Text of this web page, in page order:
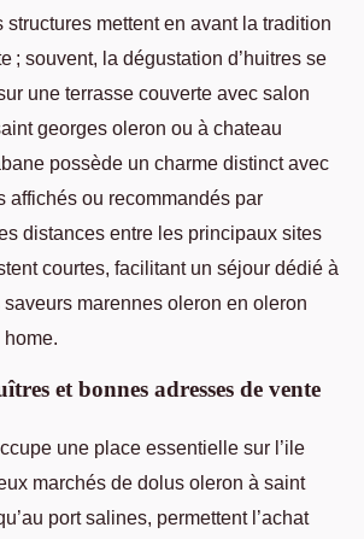
mettent en avant la tradition
; souvent, la dégustation d’huitres se
une terrasse couverte avec salon
georges oleron ou à chateau
possède un charme distinct avec
affichés ou recommandés par
distances entre les principaux sites
courtes, facilitant un séjour dédié à
marennes oleron en oleron
et bonnes adresses de vente
une place essentielle sur l’ile
marchés de dolus oleron à saint
port salines, permettent l’achat